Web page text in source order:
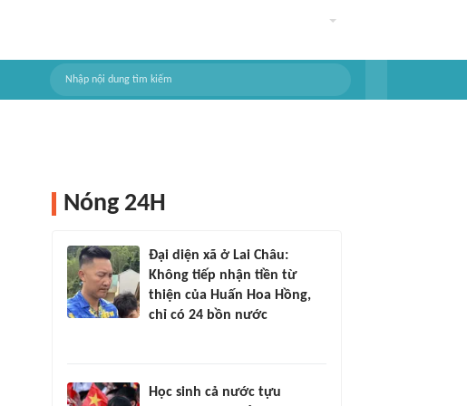
Nóng 24H
Đại diện xã ở Lai Châu:
Không tiếp nhận tiền từ
thiện của Huấn Hoa Hồng,
chỉ có 24 bồn nước
Học sinh cả nước tựu